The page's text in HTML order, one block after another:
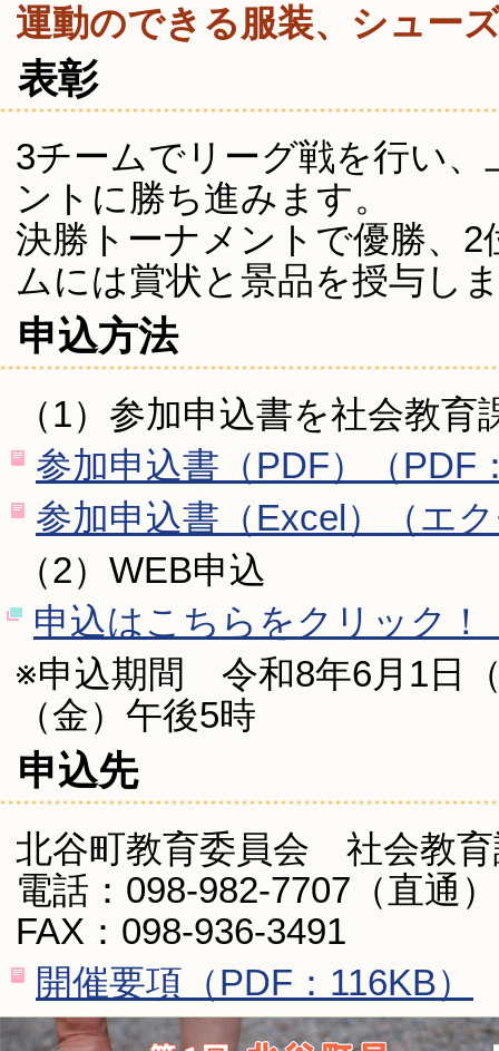
運動のできる服装、シュー
表彰
3チームでリーグ戦を行い
ントに勝ち進みます。
決勝トーナメントで優勝、
ムには賞状と景品を授与し
申込方法
（1）参加申込書を社会教
参加申込書（PDF）（PDF
参加申込書（Excel）（エ
（2）WEB申込
申込はこちらをクリック！
※申込期間 令和8年6月1日
（金）午後5時
申込先
北谷町教育委員会 社会教
電話：098-982-7707（直通）
FAX：098-936-3491
開催要項（PDF：116KB）